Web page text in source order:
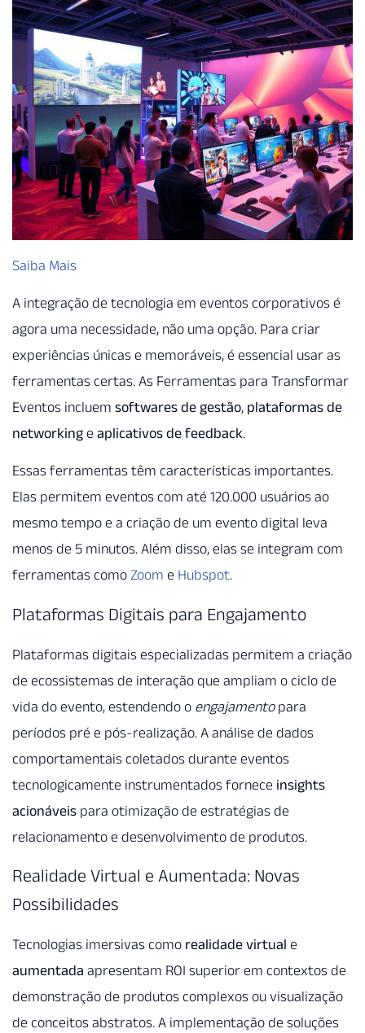
Saiba Mais
A integração de tecnologia em eventos corporativos é
agora uma necessidade, não uma opção. Para criar
experiências únicas e memoráveis, é essencial usar as
ferramentas certas. As Ferramentas para Transformar
Eventos incluem softwares de gestão, plataformas de
networkinge aplicativos de feedback.
Essas ferramentas têm características importantes.
Elas permitem eventos com até 120.000 usuários ao
mesmo tempo e a criação de um evento digital leva
menos de 5 minutos. Além disso, elas se integram com
ferramentas como Zoom e Hubspot.
Plataformas Digitais para Engajamento
Plataformas digitais especializadas permitem a criação
de ecossistemas de interação que ampliam o ciclo de
vida do evento, estendendo o engajamentopara
períodos pré e pós-realização. A análise de dados
comportamentais coletados durante eventos
tecnologicamente instrumentados fornece insights
acionáveis para otimização de estratégias de
relacionamento e desenvolvimento de produtos.
Realidade Virtual e Aumentada: Novas
Possibilidades
Tecnologias imersivas como realidade virtual e
aumentada apresentam ROI superior em contextos de
demonstração de produtos complexos ou visualização
de conceitos abstratos. A implementação de soluções